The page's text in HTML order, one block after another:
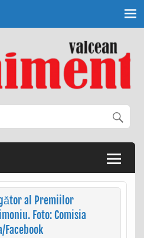
al Premiilor
Foto: Comisia
Facebook